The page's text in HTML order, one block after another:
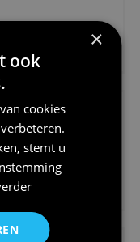
...
×
ook
cookies
stemt u